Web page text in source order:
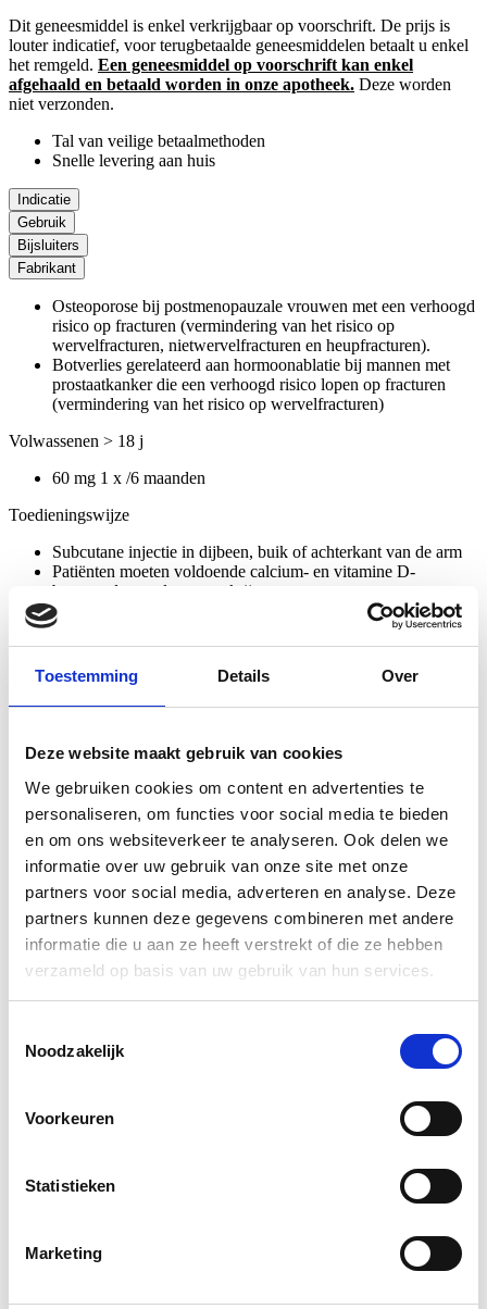
Toestemming Details Over
Deze website maakt gebruik van cookies
We gebruiken cookies om content en advertenties te
personaliseren, om functies voor social media te bieden
en om ons websiteverkeer te analyseren. Ook delen we
informatie over uw gebruik van onze site met onze
partners voor social media, adverteren en analyse. Deze
partners kunnen deze gegevens combineren met andere
informatie die u aan ze heeft verstrekt of die ze hebben
verzameld op basis van uw gebruik van hun services.
Noodzakelijk
Voorkeuren
Statistieken
Marketing
Dit geneesmiddel is enkel verkrijgbaar op voorschrift. De prijs is
louter indicatief, voor terugbetaalde geneesmiddelen betaalt u enkel
het remgeld. Een geneesmiddel op voorschrift kan enkel
afgehaald en betaald worden in onze apotheek. Deze worden
niet verzonden.
Tal van veilige betaalmethoden
Snelle levering aan huis
Indicatie
Gebruik
Bijsluiters
Fabrikant
Osteoporose bij postmenopauzale vrouwen met een verhoogd
risico op fracturen (vermindering van het risico op
wervelfracturen, nietwervelfracturen en heupfracturen).
Botverlies gerelateerd aan hormoonablatie bij mannen met
prostaatkanker die een verhoogd risico lopen op fracturen
(vermindering van het risico op wervelfracturen)
Volwassenen > 18 j
60 mg 1 x /6 maanden
Toedieningswijze
Subcutane injectie in dijbeen, buik of achterkant van de arm
Patiënten moeten voldoende calcium- en vitamine D-
bevattende supplementen krijgen
Bijsluiter voor patient
Wetenschappelijke bijsluiter
Bijsluiter voor patient
Wetenschappelijke bijsluiter
Amgen nv
Adres: Telecomlaan 5-7
Gerelateerde producten
Volgende Volgende
Posaconazole Accord 100mg
Maagsapresist Comp 24
Bekijk productToevoegen aan winkelwagen
Bilastine Eurogenerics 20Mg Tabl 50
€ 9,91 incl. BTW
A.vogel Echinaforcemed 750mg Tabl 30